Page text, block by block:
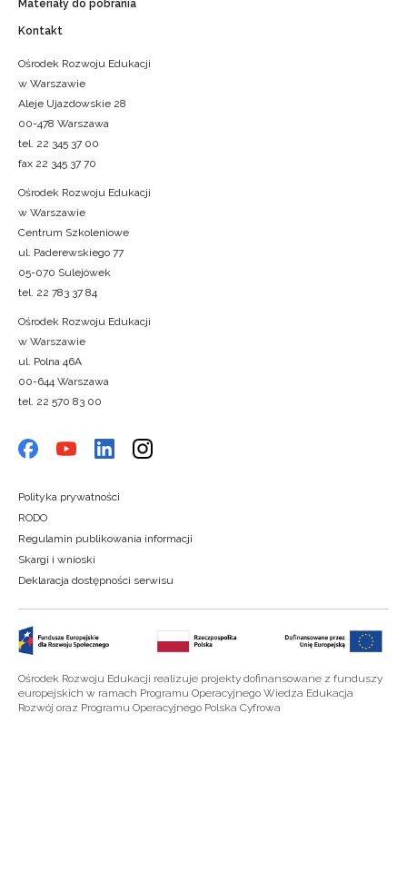
Materiały do pobrania
Kontakt
Ośrodek Rozwoju Edukacji
w Warszawie
Aleje Ujazdowskie 28
00-478 Warszawa
tel. 22 345 37 00
fax 22 345 37 70
Ośrodek Rozwoju Edukacji
w Warszawie
Centrum Szkoleniowe
ul. Paderewskiego 77
05-070 Sulejówek
tel. 22 783 37 84
Ośrodek Rozwoju Edukacji
w Warszawie
ul. Polna 46A
00-644 Warszawa
tel. 22 570 83 00
Polityka prywatności
RODO
Regulamin publikowania informacji
Skargi i wnioski
Deklaracja dostępności serwisu
Ośrodek Rozwoju Edukacji realizuje projekty dofinansowane z funduszy
europejskich w ramach Programu Operacyjnego Wiedza Edukacja
Rozwój oraz Programu Operacyjnego Polska Cyfrowa